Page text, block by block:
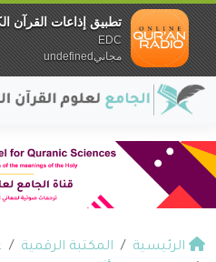
الرئيسية المكتبة الرقمية
تطبيق إذاعات القرآن
EDC
مجانيundefined